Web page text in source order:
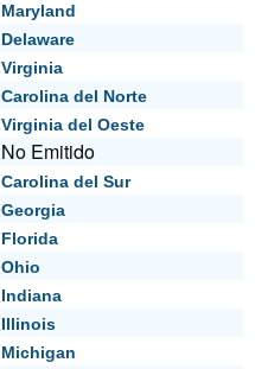
Maryland
Delaware
Virginia
Carolina del Norte
Virginia del Oeste
No Emitido
Carolina del Sur
Georgia
Florida
Ohio
Indiana
Illinois
Michigan